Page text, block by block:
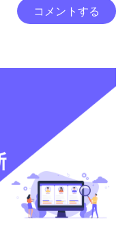
コメントする